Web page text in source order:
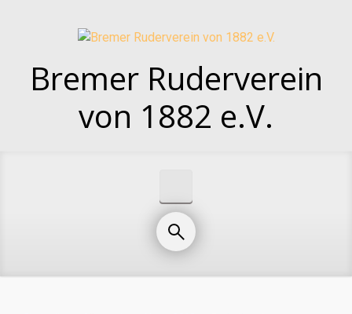
Bremer Ruderverein
von 1882 e.V.